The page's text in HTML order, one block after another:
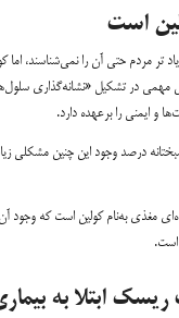
و ایمنی را برعهده دارد.
به‌نام کولین است که وجود آن
است.